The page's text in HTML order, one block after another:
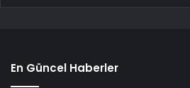
En Güncel Haberler